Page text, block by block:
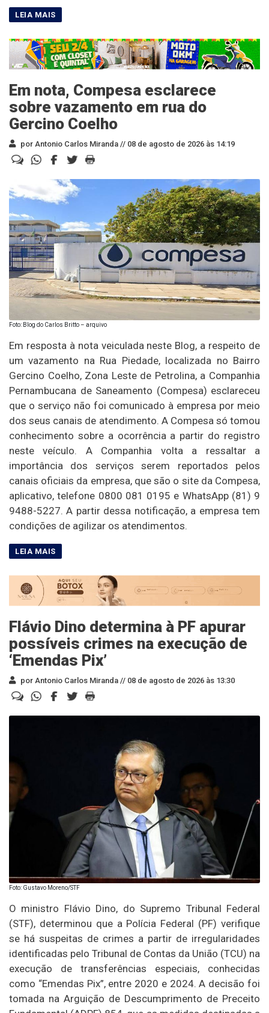
Em nota, Compesa esclarece
sobre vazamento em rua do
Gercino Coelho
por Antonio Carlos Miranda // 08 de agosto de 2026 às 14:19
Foto: Blog do Carlos Britto – arquivo
Em resposta à nota veiculada neste Blog, a respeito de
um vazamento na Rua Piedade, localizada no Bairro
Gercino Coelho, Zona Leste de Petrolina, a Companhia
Pernambucana de Saneamento (Compesa) esclareceu
que o serviço não foi comunicado à empresa por meio
dos seus canais de atendimento. A Compesa só tomou
conhecimento sobre a ocorrência a partir do registro
neste veículo. A Companhia volta a ressaltar a
importância dos serviços serem reportados pelos
canais oficiais da empresa, que são o site da Compesa,
aplicativo, telefone 0800 081 0195 e WhatsApp (81) 9
9488-5227. A partir dessa notificação, a empresa tem
condições de agilizar os atendimentos.
Flávio Dino determina à PF apurar
possíveis crimes na execução de
‘Emendas Pix’
por Antonio Carlos Miranda // 08 de agosto de 2026 às 13:30
Foto: Gustavo Moreno/STF
O ministro Flávio Dino, do Supremo Tribunal Federal
(STF), determinou que a Polícia Federal (PF) verifique
se há suspeitas de crimes a partir de irregularidades
identificadas pelo Tribunal de Contas da União (TCU) na
execução de transferências especiais, conhecidas
como “Emendas Pix”, entre 2020 e 2024. A decisão foi
tomada na Arguição de Descumprimento de Preceito